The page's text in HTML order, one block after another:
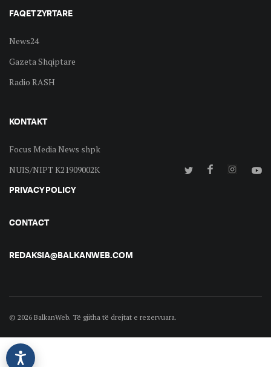
FAQET ZYRTARE
News24
Gazeta Shqiptare
Radio RASH
KONTAKT
Focus Media News shpk
NUIS/NIPT K21909002K
PRIVACY POLICY
CONTACT
REDAKSIA@BALKANWEB.COM
© 2026 BalkanWeb. Të gjitha të drejtat e rezervuara.